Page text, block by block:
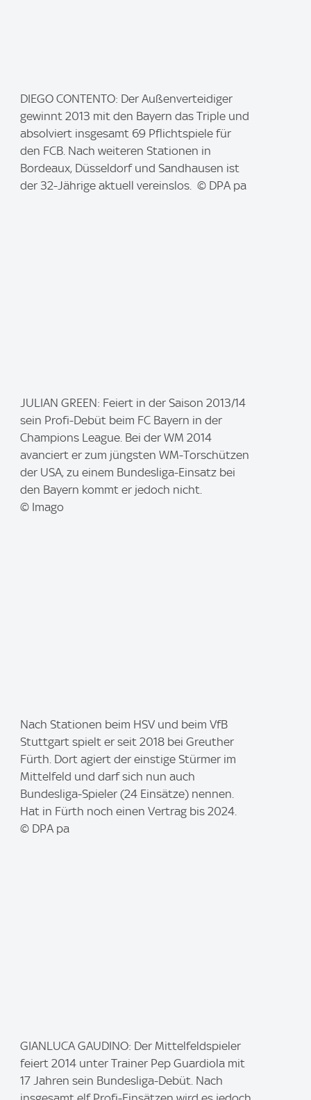
m
DIEGO CONTENTO: Der Außenverteidiger
gewinnt 2013 mit den Bayern das Triple und
absolviert insgesamt 69 Pflichtspiele für
den FCB. Nach weiteren Stationen in
Bordeaux, Düsseldorf und Sandhausen ist
der 32-Jährige aktuell vereinslos. © DPA pa
m
JULIAN GREEN: Feiert in der Saison 2013/14
sein Profi-Debüt beim FC Bayern in der
Champions League. Bei der WM 2014
avanciert er zum jüngsten WM-Torschützen
der USA, zu einem Bundesliga-Einsatz bei
den Bayern kommt er jedoch nicht.
© Imago
m
Nach Stationen beim HSV und beim VfB
Stuttgart spielt er seit 2018 bei Greuther
Fürth. Dort agiert der einstige Stürmer im
Mittelfeld und darf sich nun auch
Bundesliga-Spieler (24 Einsätze) nennen.
Hat in Fürth noch einen Vertrag bis 2024.
© DPA pa
m
GIANLUCA GAUDINO: Der Mittelfeldspieler
feiert 2014 unter Trainer Pep Guardiola mit
17 Jahren sein Bundesliga-Debüt. Nach